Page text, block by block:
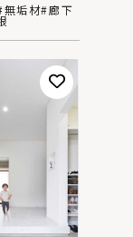
無垢材#廊下